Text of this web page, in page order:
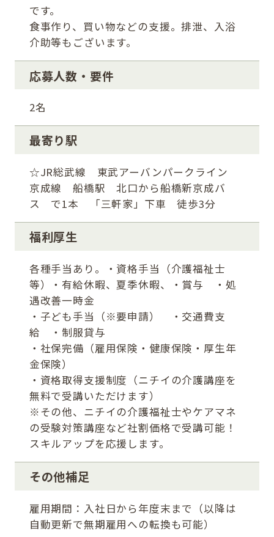
です。
食事作り、買い物などの支援。排泄、入浴
介助等もございます。
応募人数・要件
2名
最寄り駅
☆JR総武線 東武アーバンパークライン
京成線 船橋駅 北口から船橋新京成バ
ス で1本 「三軒家」下車 徒歩3分
福利厚生
各種手当あり。・資格手当（介護福祉士
等）・有給休暇、夏季休暇、・賞与 ・処
遇改善一時金
・子ども手当（※要申請） ・交通費支
給 ・制服貸与
・社保完備（雇用保険・健康保険・厚生年
金保険）
・資格取得支援制度（ニチイの介護講座を
無料で受講いただけます）
※その他、ニチイの介護福祉士やケアマネ
の受験対策講座など社割価格で受講可能！
スキルアップを応援します。
その他補足
雇用期間：入社日から年度末まで（以降は
自動更新で無期雇用への転換も可能）